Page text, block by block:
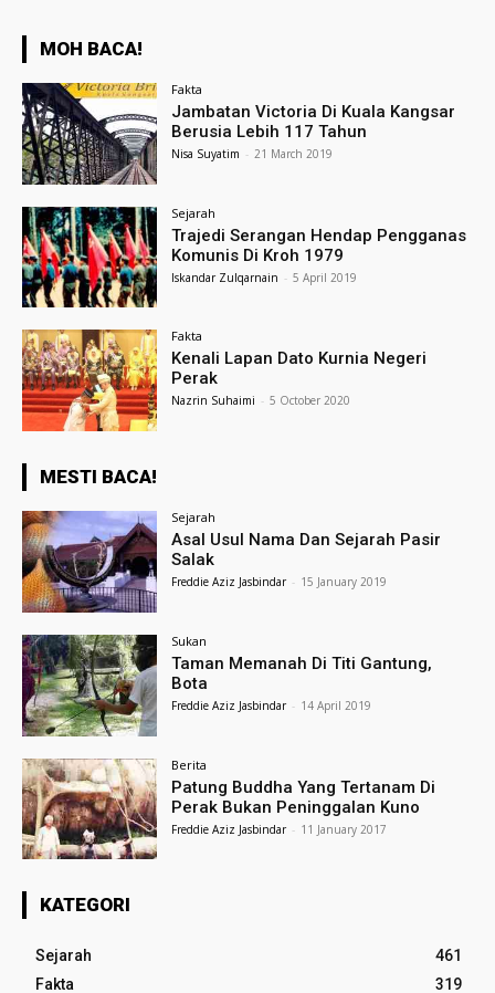
MOH BACA!
Fakta
Jambatan Victoria Di Kuala Kangsar
Berusia Lebih 117 Tahun
Nisa Suyatim - 21 March 2019
Sejarah
Trajedi Serangan Hendap Pengganas
Komunis Di Kroh 1979
Iskandar Zulqarnain - 5 April 2019
Fakta
Kenali Lapan Dato Kurnia Negeri
Perak
Nazrin Suhaimi - 5 October 2020
MESTI BACA!
Sejarah
Asal Usul Nama Dan Sejarah Pasir
Salak
Freddie Aziz Jasbindar - 15 January 2019
Sukan
Taman Memanah Di Titi Gantung,
Bota
Freddie Aziz Jasbindar - 14 April 2019
Berita
Patung Buddha Yang Tertanam Di
Perak Bukan Peninggalan Kuno
Freddie Aziz Jasbindar - 11 January 2017
KATEGORI
Sejarah
461
Fakta
319